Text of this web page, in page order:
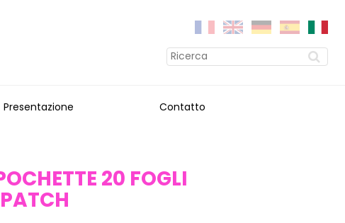
Presentazione Contatto
20 FOGLI